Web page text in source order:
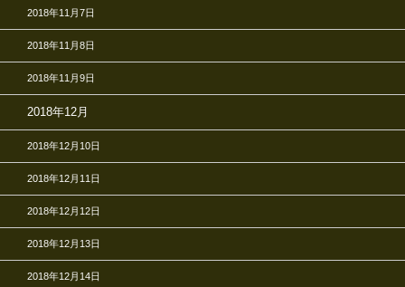
2018年11月7日
2018年11月8日
2018年11月9日
2018年12月
2018年12月10日
2018年12月11日
2018年12月12日
2018年12月13日
2018年12月14日